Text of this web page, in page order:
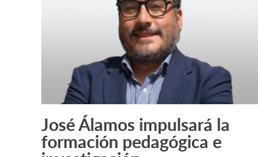
Leer más +
José Álamos impulsará la
formación pedagógica e